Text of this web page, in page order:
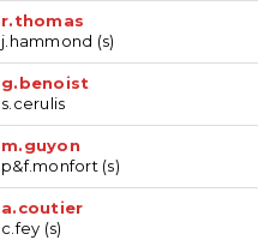
r.thomas
j.hammond (s)
g.benoist
s.cerulis
m.guyon
p&f.monfort (s)
a.coutier
c.fey (s)